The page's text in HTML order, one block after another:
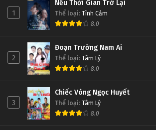
Thử Thách Thần Tượng Tập
Thử Thách Thần Tượng Tập
Thử Thách Thần Tượng Tập
Thử Thách Thần Tượng Tập
Thử Thách Thần Tượng Tập
Thử Thách Thần Tượng Tập
1
Nếu Thời Gian Trở Lại
Thể loại: Tình Cảm
8.0
2
Đoạn Trường Nam Ai
Thể loại: Tâm Lý
8.0
3
Chiếc Vòng Ngọc Huyết
Thể loại: Tâm Lý
8.0